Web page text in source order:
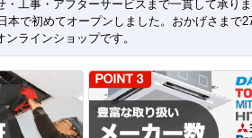
工事・アフターサービスまで一貫して承りま
で初めてオープンしました。おかげさまで
ラインショップです。